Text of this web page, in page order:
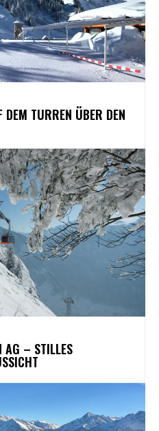
DEM TURREN ÜBER DEN
AG – STILLES